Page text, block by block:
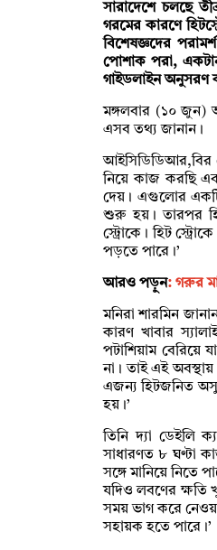
সারাদেশে চলছে
গরমের কারণে
বিশেষজ্ঞদের
পোশাক পরা,
গাইডলাইন অনুসরণ
মঙ্গলবার (১০ জুন)
এসব তথ্য জানান।
আইসিডিডিআর,বির
নিয়ে কাজ করছি
দেয়। এগুলোর একটি
শুরু হয়। তারপর
স্ট্রোকে। হিট
পড়তে পারে।’
আরও পড়ুন: গরুর
মনিরা শারমিন
কারণ খাবার
পটাশিয়াম বেরিয়ে
না। তাই এই অবস্থায়
এজন্য হিটজনিত
হয়।’
তিনি দ্যা ডেইলি
সাধারণত ৮ ঘণ্টা
সঙ্গে মানিয়ে নিতে
যদিও লবণের ক্ষতি
সময় ভাগ করে
সহায়ক হতে পারে।’